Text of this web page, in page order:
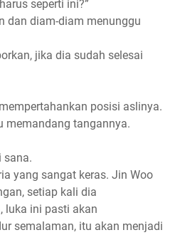
seperti ini?”
dan diam-diam menunggu
jika dia sudah selesai
posisi aslinya.
memandang tangannya.
sana.
yang sangat keras. Jin Woo
setiap kali dia
luka ini pasti akan
semalaman, itu akan menjadi